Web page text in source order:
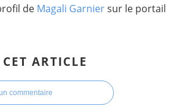
de Magali Garniersur le portail
ARTICLE
commentaire